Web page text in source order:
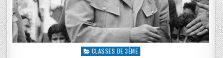
CLASSES DE 3ÈME